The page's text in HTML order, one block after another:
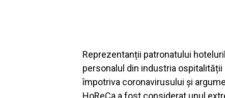
Reprezentanții patronatului
personalul din industria
împotriva coronavirusului și
HoReCa a fost considerat unul